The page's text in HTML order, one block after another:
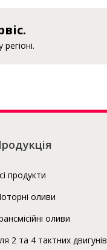
оливи
оливи
2 та 4 тактних двигунів
продукти